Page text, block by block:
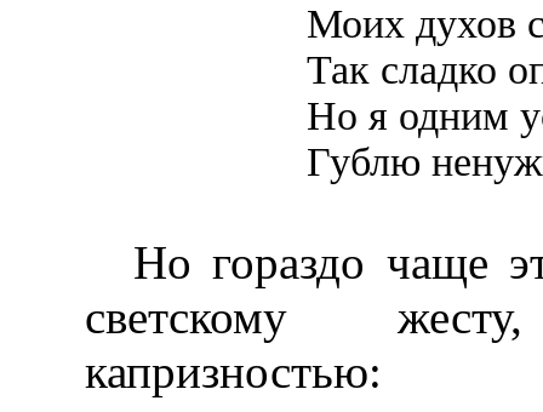
Моих духов
Так сладко
Но я одним
Гублю
Но гораздо чаще
светскому
капризностью: